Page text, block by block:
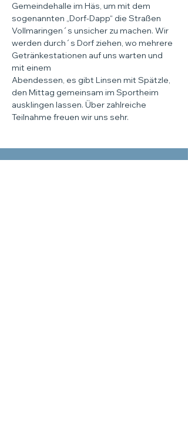
Gemeindehalle im Häs, um mit dem
sogenannten „Dorf-Dapp“ die Straßen
Vollmaringen´s unsicher zu machen. Wir
werden durch´s Dorf ziehen, wo mehrere
Getränkestationen auf uns warten und
mit einem
Abendessen, es gibt Linsen mit Spätzle,
den Mittag gemeinsam im Sportheim
ausklingen lassen. Über zahlreiche
Teilnahme freuen wir uns sehr.